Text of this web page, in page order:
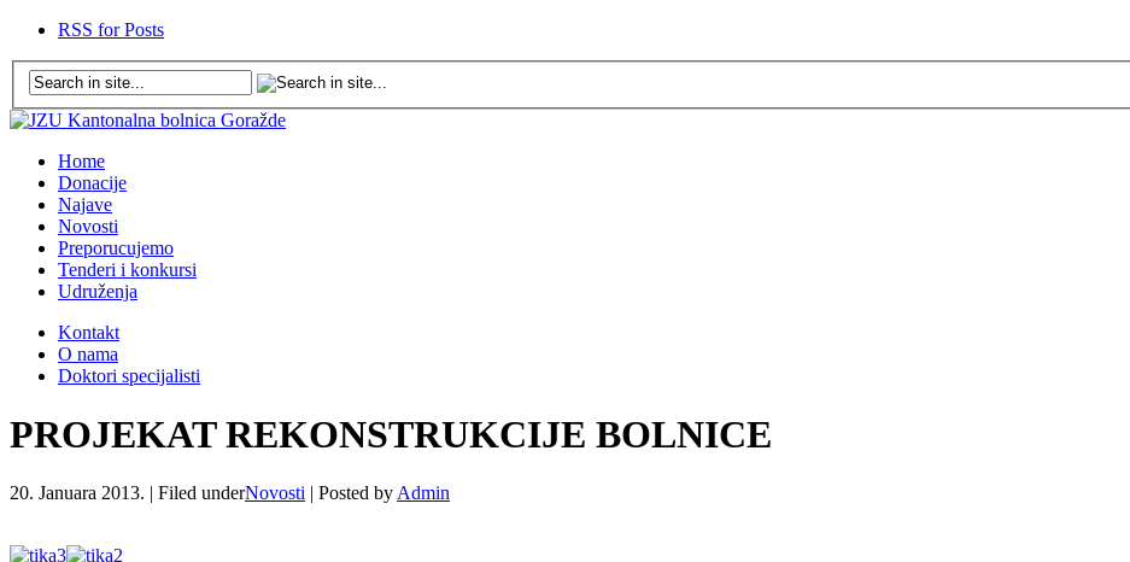
RSS for Posts
Home
Donacije
Najave
Novosti
Preporucujemo
Tenderi i konkursi
Udruženja
Kontakt
O nama
Doktori specijalisti
PROJEKAT REKONSTRUKCIJE BOLNICE
20. Januara 2013. | Filed underNovosti Posted byAdmin